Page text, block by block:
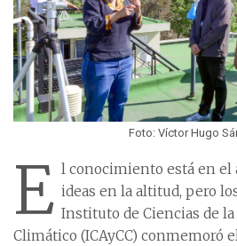
Foto: Víctor Hugo
E l conocimiento está en el
ideas en la altitud, pero
Instituto de Ciencias de
Climático (ICAyCC) conmemoró